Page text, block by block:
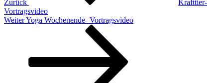
Zurück
Krafttier-
Vortragsvideo
Nächster
WeiterYoga Wochenende- Vortragsvideo